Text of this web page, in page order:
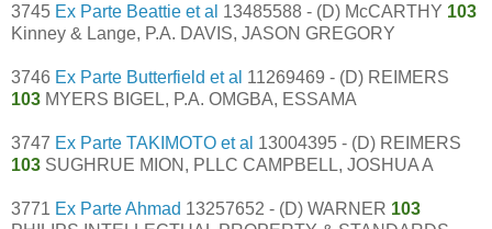
3745 Ex Parte Beattie et al 13485588 - (D) McCARTHY 103
Kinney & Lange, P.A. DAVIS, JASON GREGORY
3746 Ex Parte Butterfield et al 11269469 - (D) REIMERS
103 MYERS BIGEL, P.A. OMGBA, ESSAMA
3747 Ex Parte TAKIMOTO et al 13004395 - (D) REIMERS
103 SUGHRUE MION, PLLC CAMPBELL, JOSHUA A
3771 Ex Parte Ahmad 13257652 - (D) WARNER 103